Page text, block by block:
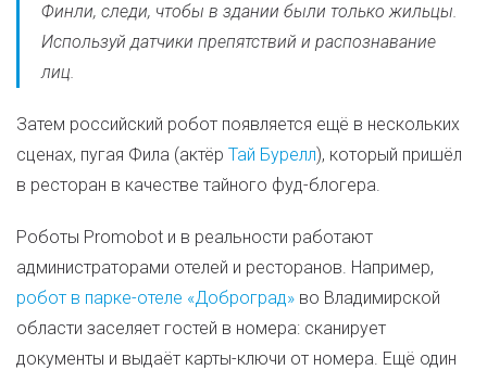
Финли, следи, чтобы в здании были только жильцы.
Используй датчики препятствий и распознавание
лиц.
Затем российский робот появляется ещё в нескольких
сценах, пугая Фила (актёр Тай Бурелл), который пришёл
в ресторан в качестве тайного фуд-блогера.
Роботы Promobot и в реальности работают
администраторами отелей и ресторанов. Например,
робот в парке-отеле «Доброград» во Владимирской
области заселяет гостей в номера: сканирует
документы и выдаёт карты-ключи от номера. Ещё один